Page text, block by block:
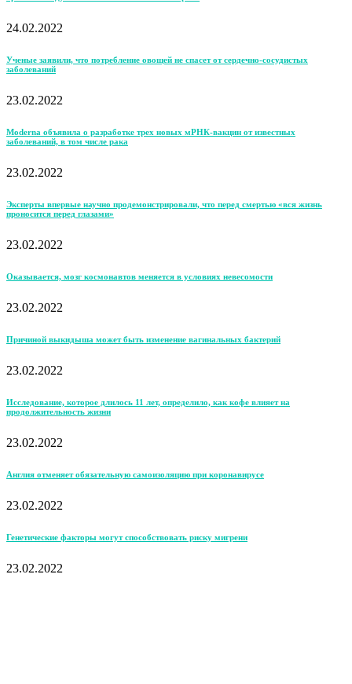
24.02.2022
Ученые заявили, что потребление овощей не спасет от сердечно-сосудистых
заболеваний
23.02.2022
Moderna объявила о разработке трех новых мРНК-вакцин от известных
заболеваний, в том числе рака
23.02.2022
Эксперты впервые научно продемонстрировали, что перед смертью «вся жизнь
проносится перед глазами»
23.02.2022
Оказывается, мозг космонавтов меняется в условиях невесомости
23.02.2022
Причиной выкидыша может быть изменение вагинальных бактерий
23.02.2022
Исследование, которое длилось 11 лет, определило, как кофе влияет на
продолжительность жизни
23.02.2022
Англия отменяет обязательную самоизоляцию при коронавирусе
23.02.2022
Генетические факторы могут способствовать риску мигрени
23.02.2022